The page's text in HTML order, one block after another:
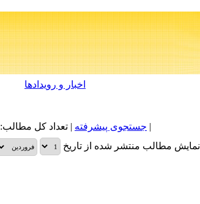
اخبار و رویدادها
| جستجوی پیشرفته | تعداد کل مطالب: 1 | تعداد کل بازدید های مطالب: 19,080 |
نمایش مطالب منتشر شده از تاریخ